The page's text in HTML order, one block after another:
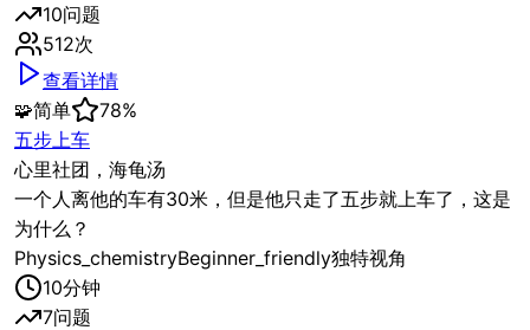
10问题
512次
查看详情
🧩简单 78%
五步上车
心里社团，海龟汤
一个人离他的车有30米，但是他只走了五步就上车了，这是
为什么？
Physics_chemistryBeginner_friendly独特视角
10分钟
7问题